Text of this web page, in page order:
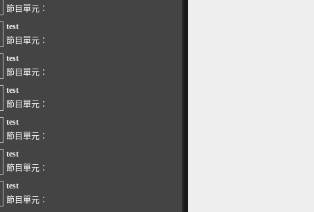
節目單元：
test
節目單元：
test
節目單元：
test
節目單元：
test
節目單元：
test
節目單元：
test
節目單元：